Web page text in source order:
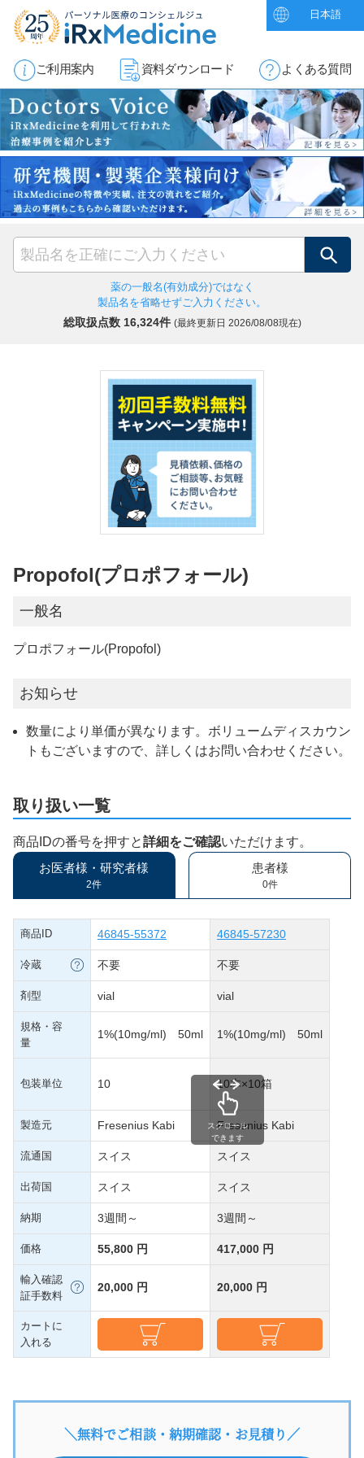
日本語
ご利用案内 資料ダウンロード よくある質問
検索
薬の一般名(有効成分)ではなく
製品名を省略せずご入力ください。
総取扱点数 16,324件 (最終更新日 2026/08/08現在)
Propofol(プロポフォール)
一般名
プロポフォール(Propofol)
お知らせ
数量により単価が異なります。ボリュームディスカウン
トもございますので、詳しくはお問い合わせください。
取り扱い一覧
商品IDの番号を押すと詳細をご確認いただけます。
お医者様・研究者様
2件
患者様
0件
商品ID 46845-55372 46845-57230
冷蔵 不要 不要
剤型 vial vial
規格・容
量
1%(10mg/ml) 50ml 1%(10mg/ml) 50ml
包装単位 10 10本×10箱
製造元 Fresenius Kabi Fresenius Kabi
流通国 スイス スイス
出荷国 スイス スイス
納期 3週間～ 3週間～
価格 55,800 円 417,000 円
輸入確認
証手数料
20,000 円 20,000 円
カートに
入れる
スクロール
できます
＼無料でご相談・納期確認・お見積り／